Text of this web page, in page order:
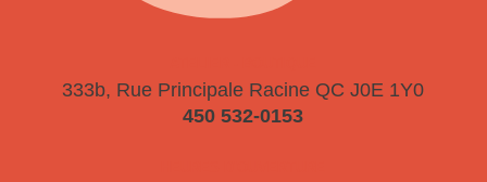
333b, Rue Principale Racine QC J0E 1Y0
450 532-0153